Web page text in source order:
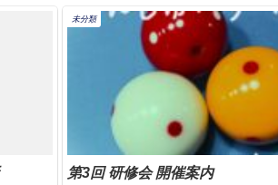
未分類
第3回 研修会 開催案内